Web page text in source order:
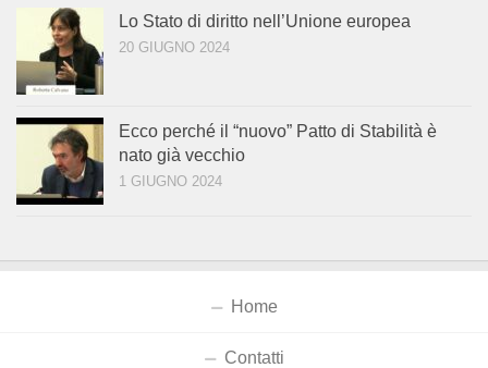
Lo Stato di diritto nell’Unione europea
20 GIUGNO 2024
Ecco perché il “nuovo” Patto di Stabilità è
nato già vecchio
1 GIUGNO 2024
Home
Contatti